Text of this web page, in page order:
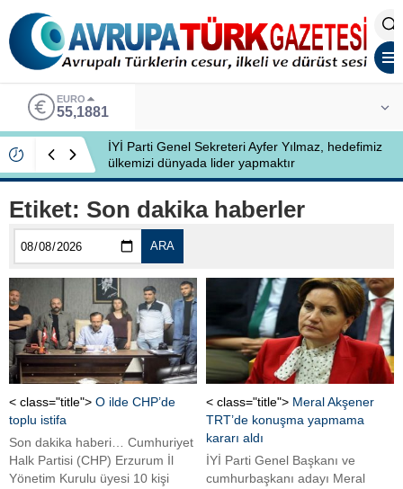
EURO
55,1881
İYİ Parti Genel Sekreteri Ayfer Yılmaz, hedefimiz
ülkemizi dünyada lider yapmaktır
Etiket: Son dakika haberler
ARA
< class="title"> O ilde CHP’de
toplu istifa
Son dakika haberi… Cumhuriyet
Halk Partisi (CHP) Erzurum İl
Yönetim Kurulu üyesi 10 kişi
< class="title"> Meral Akşener
TRT’de konuşma yapmama
kararı aldı
İYİ Parti Genel Başkanı ve
cumhurbaşkanı adayı Meral